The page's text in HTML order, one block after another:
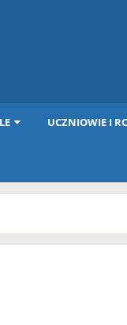
UCZNIOWIE I